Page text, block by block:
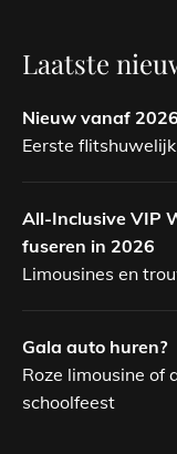
Laatste
Nieuw vanaf
Eerste
All-Inclusive VIP
fuseren in 2026
Limousines en
Gala auto huren?
Roze limousine of
schoolfeest